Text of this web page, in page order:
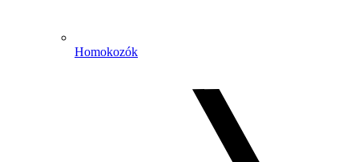
Homokozók